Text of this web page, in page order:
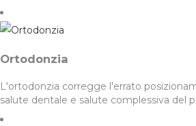
Ortodonzia
L'ortodonzia corregge l'errato
salute dentale e salute complessiva del